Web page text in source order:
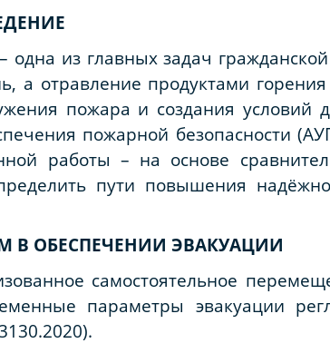
из главных задач
а отравление продуктами
пожара и создания условий
пожарной безопасности
работы – на основе
пути повышения
В ОБЕСПЕЧЕНИИ ЭВАКУАЦИИ
самостоятельное
параметры эвакуации